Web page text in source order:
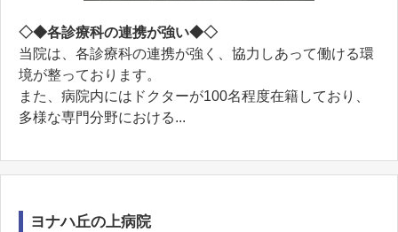
◇◆各診療科の連携が強い◆◇
当院は、各診療科の連携が強く、協力しあって働ける環
境が整っております。
また、病院内にはドクターが100名程度在籍しており、
多様な専門分野における...
ヨナハ丘の上病院